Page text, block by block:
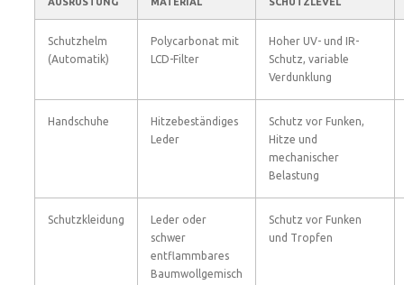
Schutzhelm
(Automatik)
Polycarbonat mit
LCD-Filter
Hoher UV- und IR-
Schutz, variable
Verdunklung
Handschuhe
Hitzebeständiges
Leder
Schutz vor Funken,
Hitze und
mechanischer
Belastung
Schutzkleidung
Leder oder
schwer
entflammbares
Baumwollgemisch
Schutz vor Funken
und Tropfen